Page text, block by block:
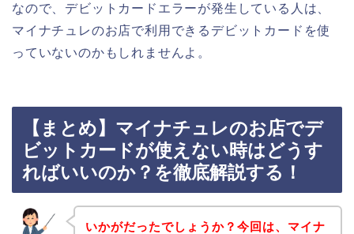
なので、デビットカードエラーが発生している人は、
マイナチュレのお店で利用できるデビットカードを使
っていないのかもしれませんよ。
【まとめ】マイナチュレのお店でデ
ビットカードが使えない時はどうす
ればいいのか？を徹底解説する！
いかがだったでしょうか？今回は、マイナ